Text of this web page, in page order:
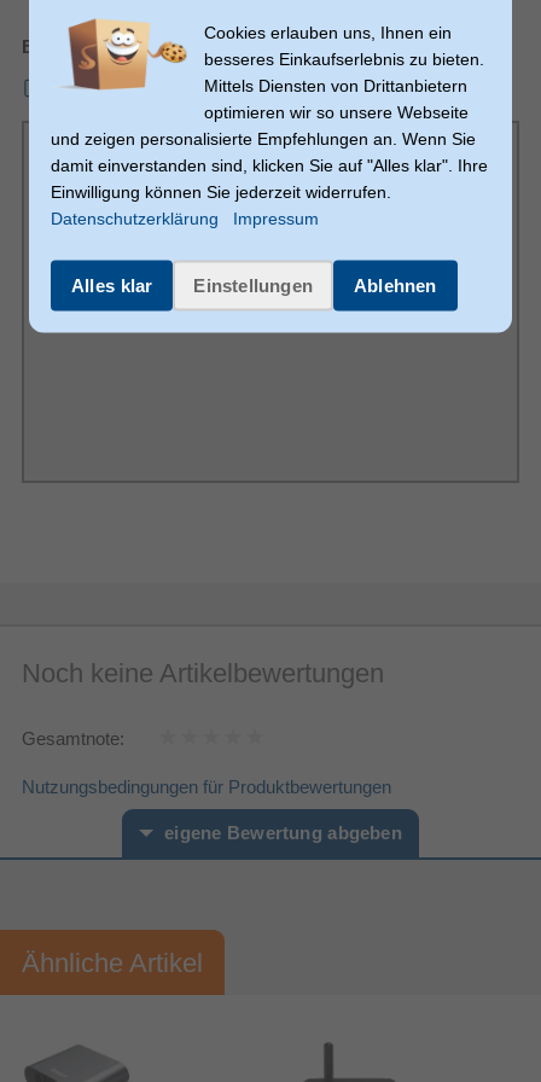
wirklich jedes Hand- und Reisegepäck
Gewicht & Abmessungen
Verpackungstiefe 90 mm
Verpackungshöhe 25 mm
Verpackungsbreite 230 mm
Transmissionsdistanz 7 m
LED-Anzeigen Bluetooth, Ladend
Bluetooth-Version 5.3
Produktfarbe
Bedienungsanleitung
mmo_116455411_1746449315_2127_819369.pdf
Noch keine Artikelbewertungen
Gesamtnote:
Nutzungsbedingungen für Produktbewertungen
eigene Bewertung abgeben
Ihre Bewertung:
Ihr Kommentar*
Ähnliche Artikel
Cookies erlauben uns, Ihnen ein
besseres Einkaufserlebnis zu bieten.
Mittels Diensten von Drittanbietern
optimieren wir so unsere Webseite
und zeigen personalisierte Empfehlungen an. Wenn Sie
damit einverstanden sind, klicken Sie auf "Alles klar". Ihre
Einwilligung können Sie jederzeit widerrufen.
Datenschutzerklärung
Impressum
Alles klar Einstellungen Ablehnen